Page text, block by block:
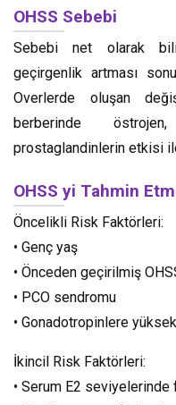
OHSS Sebebi
Sebebi net olarak
geçirgenlik artması
Overlerde oluşan
berberinde
prostaglandinlerin etkisi
OHSS yi Tahmin
Öncelikli Risk Faktörleri:
• Genç yaş
• Önceden geçirilmiş
• PCO sendromu
• Gonadotropinlere
İkincil Risk Faktörleri:
• Serum E2